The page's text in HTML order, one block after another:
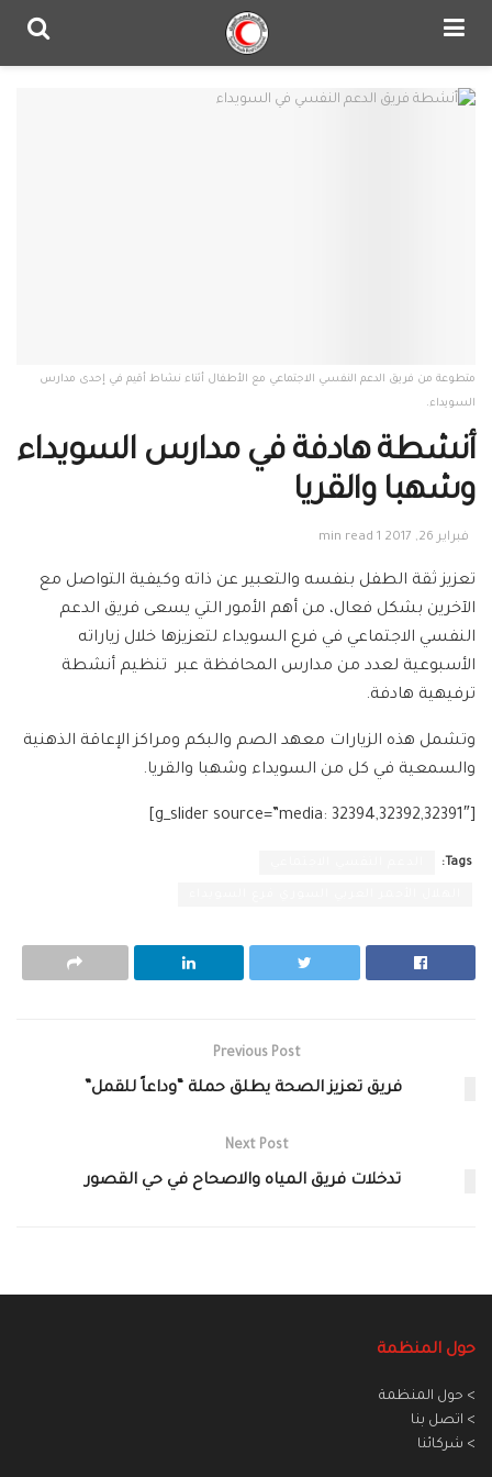
متطوعة من فريق الدعم النفسي الاجتماعي مع الأطفال أثناء نشاط أقيم في إحدى مدارس
السويداء.
أنشطة هادفة في مدارس السويداء
وشهبا والقريا
فبراير 26, 2017 1 min read
تعزيز ثقة الطفل بنفسه والتعبير عن ذاته وكيفية التواصل مع
الآخرين بشكل فعال، من أهم الأمور التي يسعى فريق الدعم
النفسي الاجتماعي في فرع السويداء لتعزيزها خلال زياراته
الأسبوعية لعدد من مدارس المحافظة عبر تنظيم أنشطة
ترفيهية هادفة.
وتشمل هذه الزيارات معهد الصم والبكم ومراكز الإعاقة الذهنية
والسمعية في كل من السويداء وشهبا والقريا.
[g_slider source=”media: 32394,32392,32391″]
Tags:
Previous Post
فريق تعزيز الصحة يطلق حملة “وداعاً للقمل”
Next Post
تدخلات فريق المياه والاصحاح في حي القصور
حول المنظمة
> حول المنظمة
> اتصل بنا
> شركائنا